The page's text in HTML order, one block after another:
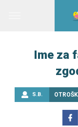
Ime za
S.B.